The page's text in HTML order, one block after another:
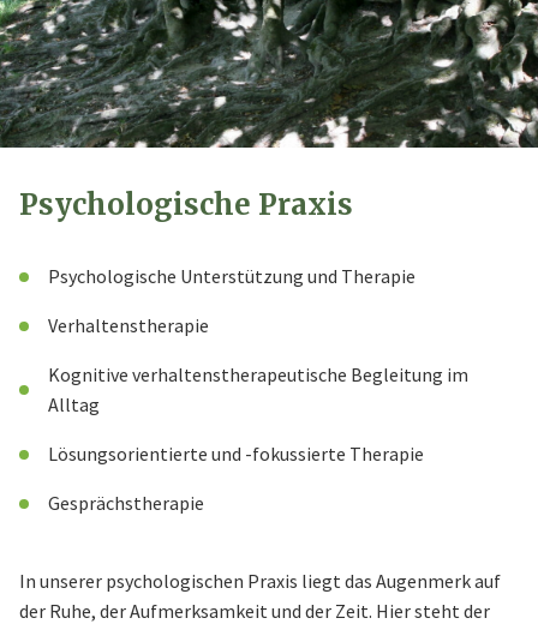
Psychologische Praxis
Psychologische Unterstützung und Therapie
Verhaltenstherapie
Kognitive verhaltenstherapeutische Begleitung im
Alltag
Lösungsorientierte und -fokussierte Therapie
Gesprächstherapie
In unserer psychologischen Praxis liegt das Augenmerk auf
der Ruhe, der Aufmerksamkeit und der Zeit. Hier steht der